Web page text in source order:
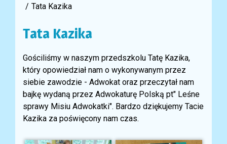
Tata Kazika
Tata Kazika
Gościliśmy w naszym przedszkolu Tatę Kazika,
który opowiedział nam o wykonywanym przez
siebie zawodzie - Adwokat oraz przeczytał nam
bajkę wydaną przez Adwokaturę Polską pt" Leśne
sprawy Misiu Adwokatki". Bardzo dziękujemy Tacie
Kazika za poświęcony nam czas.